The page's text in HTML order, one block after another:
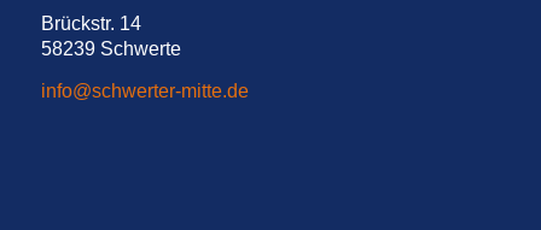
Brückstr. 14
58239 Schwerte
info@schwerter-mitte.de